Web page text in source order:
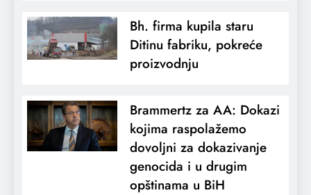
Bh. firma kupila staru
Ditinu fabriku, pokreće
proizvodnju
Brammertz za AA: Dokazi
kojima raspolažemo
dovoljni za dokazivanje
genocida i u drugim
opštinama u BiH